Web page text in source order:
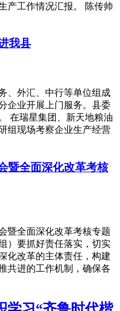
产工作情况汇报。 陈传帅
我县
、外汇、中行等单位组成
企业开展上门服务。县委
在瑞星集团、新天地粮油
组现场考察企业生产经营
暨全面深化改革考核
暨全面深化改革考核专题
）要抓好责任落实，切实
化改革的主体责任，构建
共进的工作机制，确保各